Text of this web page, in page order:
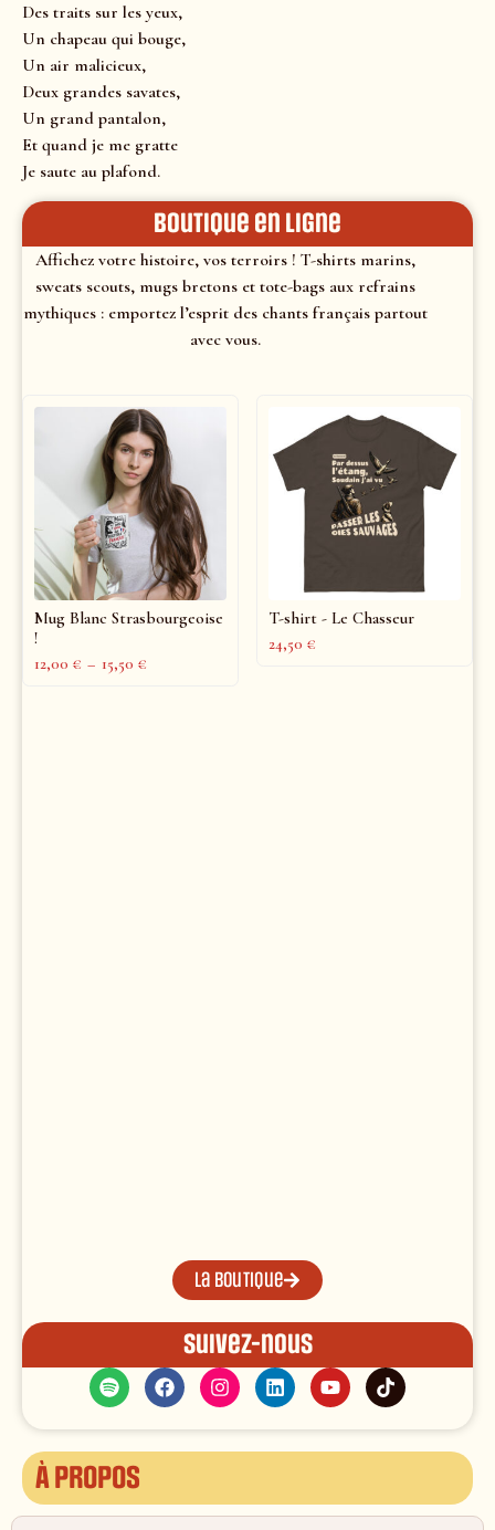
Des traits sur les yeux,
Un chapeau qui bouge,
Un air malicieux,
Deux grandes savates,
Un grand pantalon,
Et quand je me gratte
Je saute au plafond.
Boutique en ligne
Affichez votre histoire, vos terroirs ! T-shirts marins,
sweats scouts, mugs bretons et tote-bags aux refrains
mythiques : emportez l’esprit des chants français partout
avec vous.
Mug Blanc Strasbourgeoise
!
12,00 € – 15,50 €
T-shirt - Le Chasseur
24,50 €
La boutique
Suivez-nous
À propos